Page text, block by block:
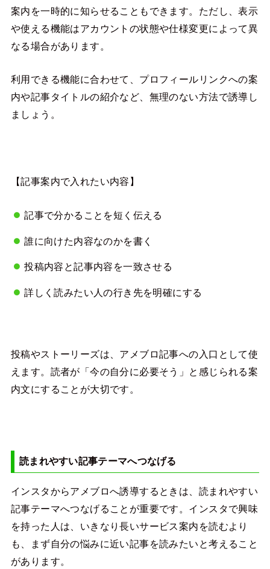
案内を一時的に知らせることもできます。ただし、表示
や使える機能はアカウントの状態や仕様変更によって異
なる場合があります。
利用できる機能に合わせて、プロフィールリンクへの案
内や記事タイトルの紹介など、無理のない方法で誘導し
ましょう。
【記事案内で入れたい内容】
記事で分かることを短く伝える
誰に向けた内容なのかを書く
投稿内容と記事内容を一致させる
詳しく読みたい人の行き先を明確にする
投稿やストーリーズは、アメブロ記事への入口として使
えます。読者が「今の自分に必要そう」と感じられる案
内文にすることが大切です。
読まれやすい記事テーマへつなげる
インスタからアメブロへ誘導するときは、読まれやすい
記事テーマへつなげることが重要です。インスタで興味
を持った人は、いきなり長いサービス案内を読むより
も、まず自分の悩みに近い記事を読みたいと考えること
があります。